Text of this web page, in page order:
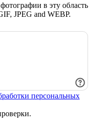
в эту область
JPEG and WEBP.
персональных